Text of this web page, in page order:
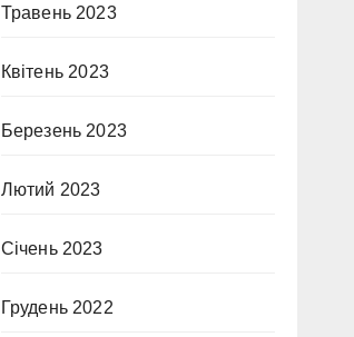
Травень 2023
Квітень 2023
Березень 2023
Лютий 2023
Січень 2023
Грудень 2022